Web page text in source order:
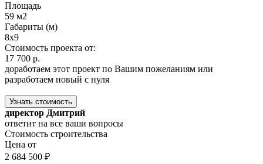
Площадь
59 м2
Габариты (м)
8x9
Стоимость проекта от:
17 700 р.
доработаем этот проект по Вашим пожеланиям или
разработаем новый с нуля
Узнать стоимость
директор Дмитрий
ответит на все ваши вопросы
Стоимость строительства
Цена от
2 684 500 ₽